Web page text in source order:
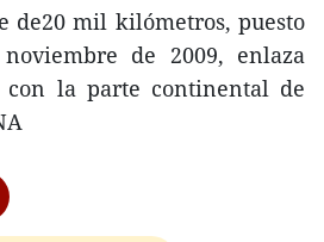
de20 mil kilómetros, puesto
de 2009, enlaza
con la parte continental de